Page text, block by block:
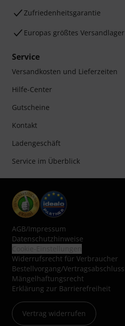
Zufriedenheitsgarantie
Europas größtes Versandlager
Service
Versandkosten und Lieferzeiten
Hilfe-Center
Gutscheine
Kontakt
Ladengeschäft
Service im Überblick
AGB/Impressum
Datenschutzhinweise
Widerrufsrecht für Verbraucher
Bestellvorgang/Vertragsabschluss
Mängelhaftungsrecht
Erklärung zur Barrierefreiheit
Vertrag widerrufen